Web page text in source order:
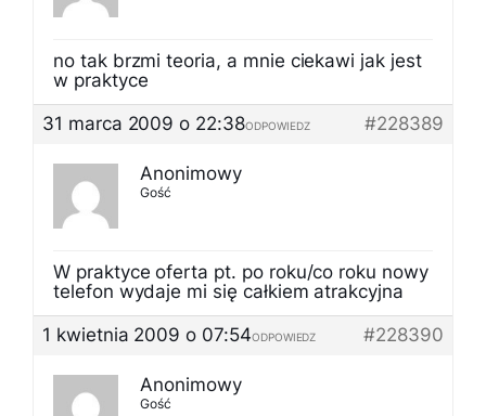
no tak brzmi teoria, a mnie ciekawi jak jest
w praktyce
31 marca 2009 o 22:38
#228389
ODPOWIEDZ
Anonimowy
Gość
W praktyce oferta pt. po roku/co roku nowy
telefon wydaje mi się całkiem atrakcyjna
1 kwietnia 2009 o 07:54
#228390
ODPOWIEDZ
Anonimowy
Gość